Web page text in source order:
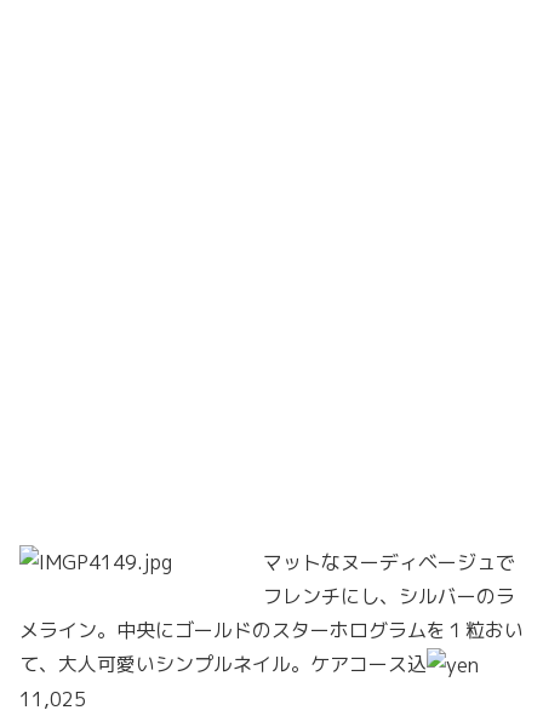
マットなヌーディベージュで
フレンチにし、シルバーのラ
メライン。中央にゴールドのスターホログラムを１粒おい
て、大人可愛いシンプルネイル。ケアコース込
11,025